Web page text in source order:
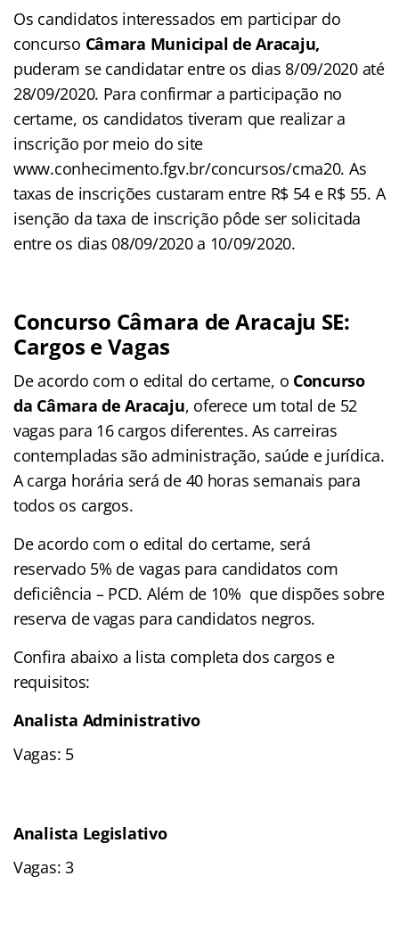
Os candidatos interessados em participar do
concurso Câmara Municipal de Aracaju,
puderam se candidatar entre os dias 8/09/2020 até
28/09/2020. Para confirmar a participação no
certame, os candidatos tiveram que realizar a
inscrição por meio do site
www.conhecimento.fgv.br/concursos/cma20. As
taxas de inscrições custaram entre R$ 54 e R$ 55. A
isenção da taxa de inscrição pôde ser solicitada
entre os dias 08/09/2020 a 10/09/2020.
Concurso Câmara de Aracaju SE:
Cargos e Vagas
De acordo com o edital do certame, o Concurso
da Câmara de Aracaju, oferece um total de 52
vagas para 16 cargos diferentes. As carreiras
contempladas são administração, saúde e jurídica.
A carga horária será de 40 horas semanais para
todos os cargos.
De acordo com o edital do certame, será
reservado 5% de vagas para candidatos com
deficiência – PCD. Além de 10% que dispões sobre
reserva de vagas para candidatos negros.
Confira abaixo a lista completa dos cargos e
requisitos:
Analista Administrativo
Vagas: 5
Analista Legislativo
Vagas: 3